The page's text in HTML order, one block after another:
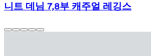
니트 데님 7,8부 캐주얼 레깅스